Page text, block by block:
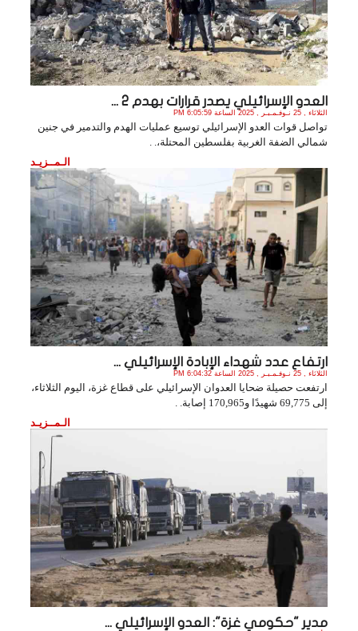
العدو الإسرائيلي يصدر قرارات بهدم 2 ...
الثلاثاء , 25 نـوفـمـبـر , 2025 الساعة 6:05:59 PM
تواصل قوات العدو الإسرائيلي توسيع عمليات الهدم والتدمير في جنين
شمالي الضفة الغربية بفلسطين المحتلة،. .
الـمــزيـد
ارتفاع عدد شهداء الإبادة الإسرائيلي ...
الثلاثاء , 25 نـوفـمـبـر , 2025 الساعة 6:04:32 PM
ارتفعت حصيلة ضحايا العدوان الإسرائيلي على قطاع غزة، اليوم الثلاثاء،
إلى 69,775 شهيدًا و170,965 إصابة. .
الـمــزيـد
مدير "حكومي غزة": العدو الإسرائيلي ...